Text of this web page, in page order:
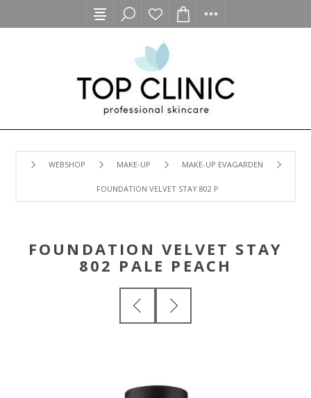
WEBSHOP MAKE-UP MAKE-UP EVAGARDEN
FOUNDATION VELVET STAY 802 PALE PEACH
FOUNDATION VELVET STAY
802 PALE PEACH